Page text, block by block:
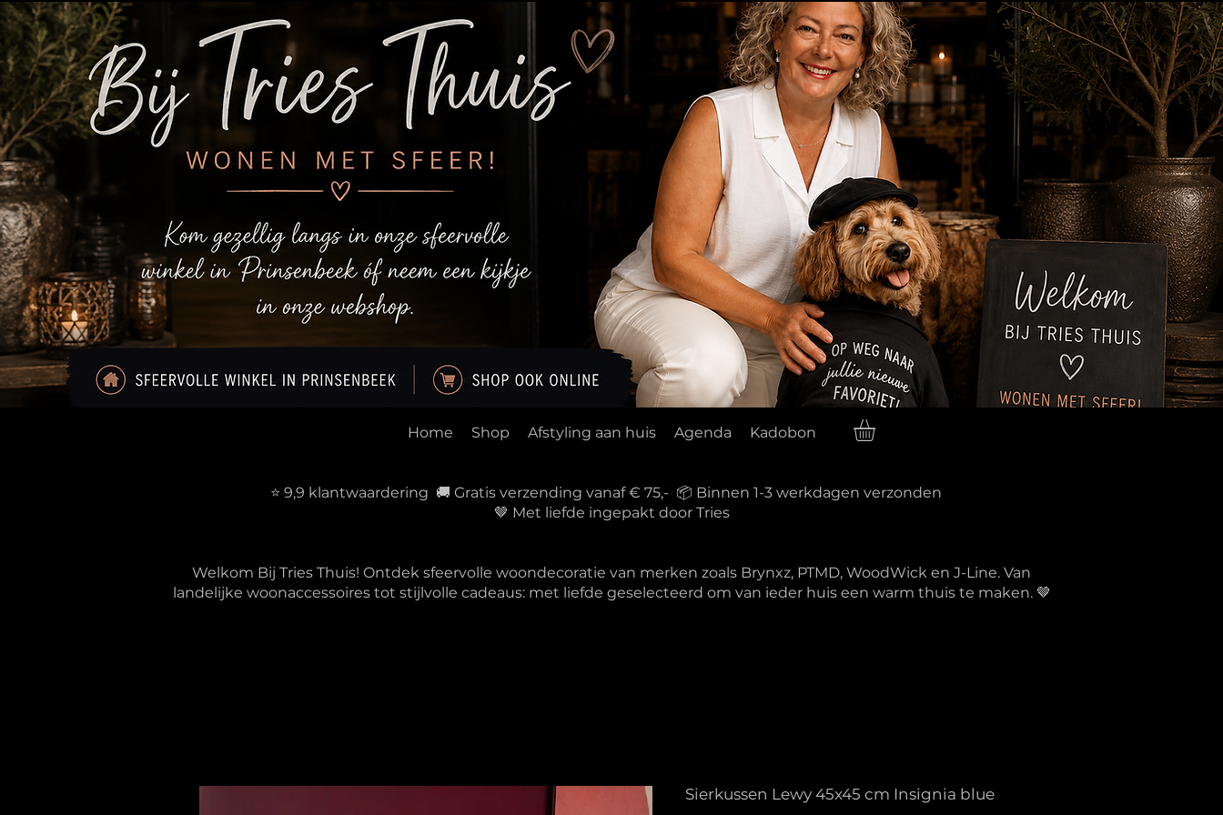
Home Shop Afstyling aan huis Agenda Kadobon
⭐ 9,9 klantwaardering 🚚 Gratis verzending vanaf € 75,- 📦 Binnen 1-3 werkdagen verzonden
🤎 Met liefde ingepakt door Tries
Welkom Bij Tries Thuis! Ontdek sfeervolle woondecoratie van merken zoals Brynxz, PTMD, WoodWick en J-Line. Van
landelijke woonaccessoires tot stijlvolle cadeaus: met liefde geselecteerd om van ieder huis een warm thuis te maken. 🤎
Sierkussen Lewy 45x45 cm Insignia blue